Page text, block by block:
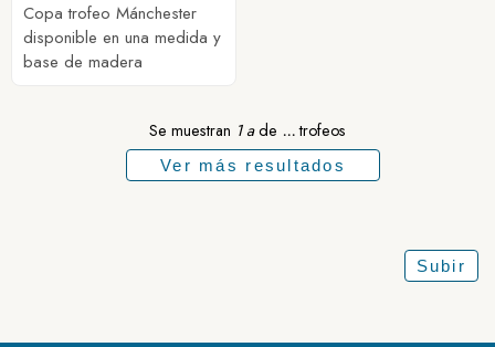
Copa trofeo Mánchester
disponible en una medida y
base de madera
Se muestran 1 ade ...trofeos
Ver más resultados
Subir